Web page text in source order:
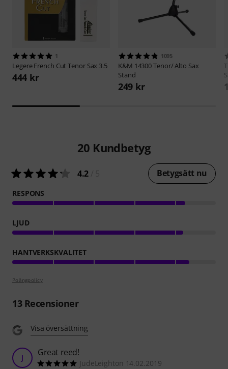
1
LegereFrench Cut Tenor Sax 3.5
444 kr
1095
K&M 14300 Tenor/ Alto Sax
Stand
249 kr
20 Kundbetyg
4.2 Betygsätt nu
RESPONS
LJUD
HANTVERKSKVALITET
Poängpolicy
13Recensioner
Visa översättning
J Great reed!
JudeLeighton 14.02.2019